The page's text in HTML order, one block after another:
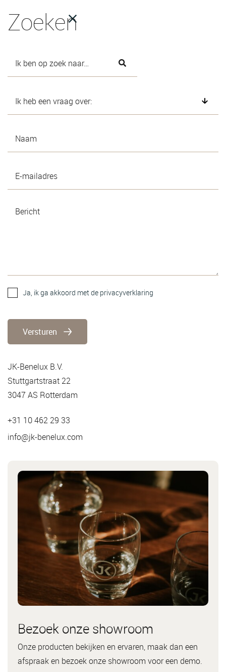
Zoeken
Contact
JK-Benelux B.V.
Stuttgartstraat 22
3047 AS Rotterdam
+31 10 462 29 33
info@jk-benelux.com
Bezoek onze showroom
Onze producten bekijken en ervaren, maak dan een
afspraak en bezoek onze showroom voor een demo.
Ja, ik ga akkoord met de privacyverklaring
Versturen